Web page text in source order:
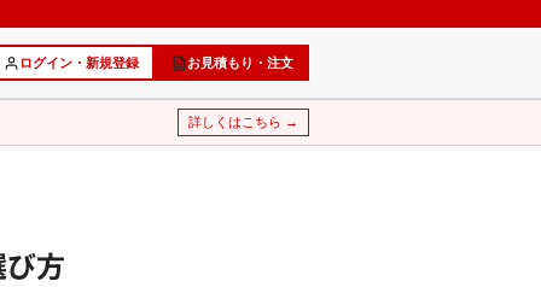
ログイン・新規登録 お見積もり・注文
詳しくはこちら →
方